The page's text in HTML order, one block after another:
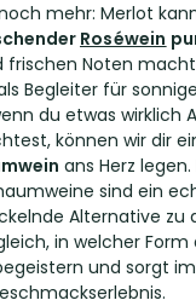
mehr: Merlot
Roséwein
frischen Noten
Begleiter für
du etwas wirklich
können wir dir
ans Herz
sind ein
Alternative zu
in welcher
und sorgt